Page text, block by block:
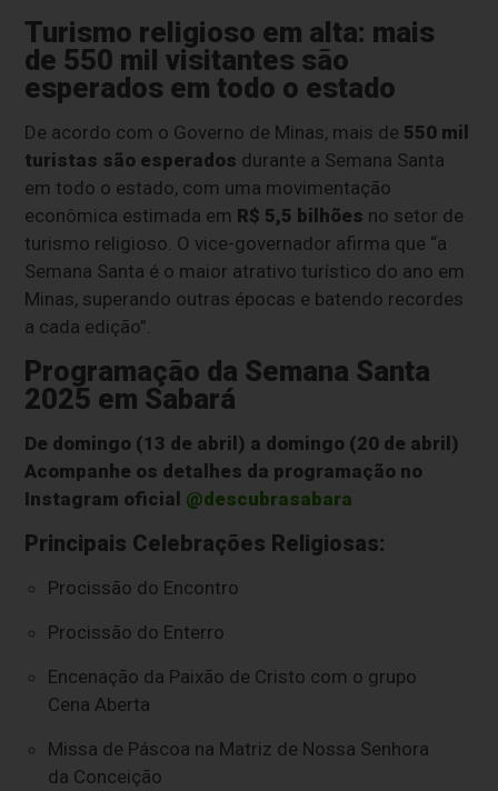
Turismo religioso em alta: mais
de 550 mil visitantes são
esperados em todo o estado
De acordo com o Governo de Minas, mais de 550 mil
turistas são esperados durante a Semana Santa
em todo o estado, com uma movimentação
econômica estimada em R$ 5,5 bilhões no setor de
turismo religioso. O vice-governador afirma que “a
Semana Santa é o maior atrativo turístico do ano em
Minas, superando outras épocas e batendo recordes
a cada edição”.
Programação da Semana Santa
2025 em Sabará
De domingo (13 de abril) a domingo (20 de abril)
Acompanhe os detalhes da programação no
Instagram oficial @descubrasabara
Principais Celebrações Religiosas:
Procissão do Encontro
Procissão do Enterro
Encenação da Paixão de Cristo com o grupo
Cena Aberta
Missa de Páscoa na Matriz de Nossa Senhora
da Conceição